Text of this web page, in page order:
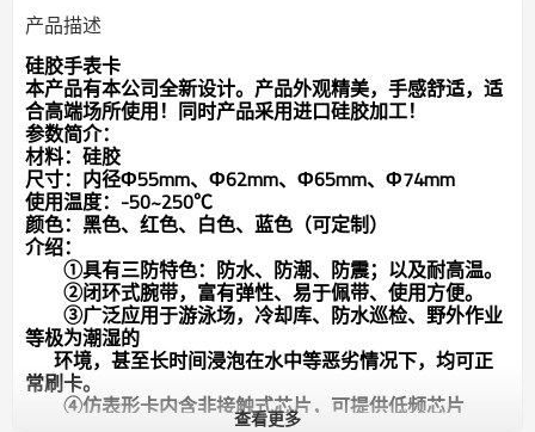
产品描述
硅胶手表卡
本产品有本公司全新设计。产品外观精美，手感舒适，适
合高端场所使用！同时产品采用进口硅胶加工！
参数简介：
材料：硅胶
尺寸：内径Ф55mm、Ф62mm、Ф65mm、Ф74mm
使用温度：-50~250℃
颜色：黑色、红色、白色、蓝色（可定制）
介绍：
①具有三防特色：防水、防潮、防震；以及耐高温。
②闭环式腕带，富有弹性、易于佩带、使用方便。
③广泛应用于游泳场，冷却库、防水巡检、野外作业
等极为潮湿的
环境，甚至长时间浸泡在水中等恶劣情况下，均可正
常刷卡。
④仿表形卡内含非接触式芯片，可提供低频芯片
查看更多